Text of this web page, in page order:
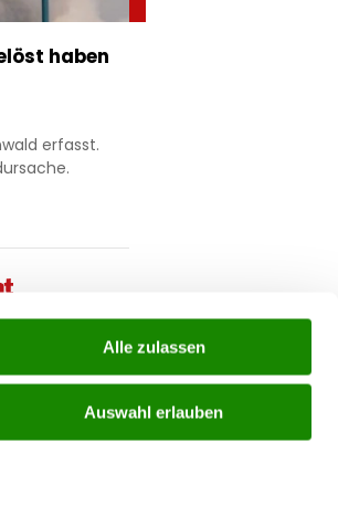
Alle zulassen
Auswahl erlauben
haben
erfasst.